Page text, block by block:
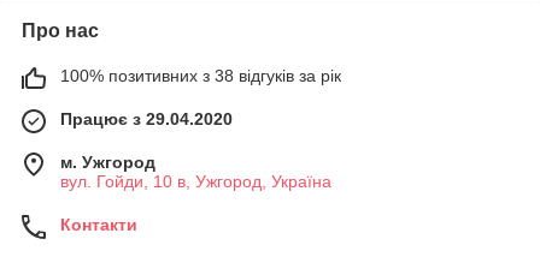
Про нас
100% позитивних з 38 відгуків за рік
Працює з 29.04.2020
м. Ужгород
вул. Гойди, 10 в, Ужгород, Україна
Контакти